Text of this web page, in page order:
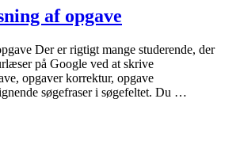
af opgave
Der er rigtigt mange studerende, der
på Google ved at skrive
opgaver korrektur, opgave
søgefraser i søgefeltet. Du …